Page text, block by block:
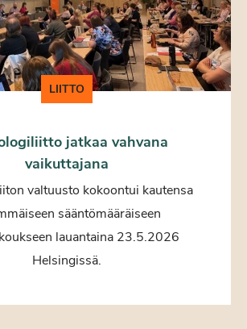
LIITTO
jatkaa vahvana
vaikuttajana
valtuusto kokoontui kautensa
sääntömääräiseen
lauantaina 23.5.2026
Helsingissä.